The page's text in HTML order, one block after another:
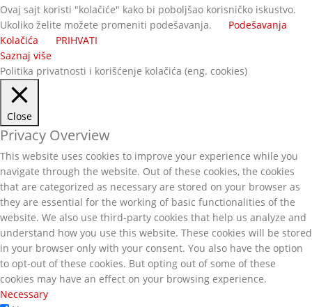
Ovaj sajt koristi "kolačiće" kako bi poboljšao korisničko iskustvo.
Ukoliko želite možete promeniti podešavanja.
Podešavanja
Kolačića
PRIHVATI
Saznaj više
Politika privatnosti i korišćenje kolačića (eng. cookies)
Close
Privacy Overview
This website uses cookies to improve your experience while you
navigate through the website. Out of these cookies, the cookies
that are categorized as necessary are stored on your browser as
they are essential for the working of basic functionalities of the
website. We also use third-party cookies that help us analyze and
understand how you use this website. These cookies will be stored
in your browser only with your consent. You also have the option
to opt-out of these cookies. But opting out of some of these
cookies may have an effect on your browsing experience.
Necessary